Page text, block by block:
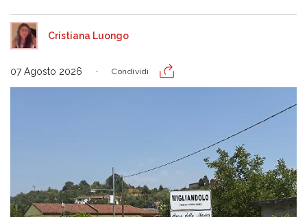
Cristiana Luongo
07 Agosto 2026 Condividi